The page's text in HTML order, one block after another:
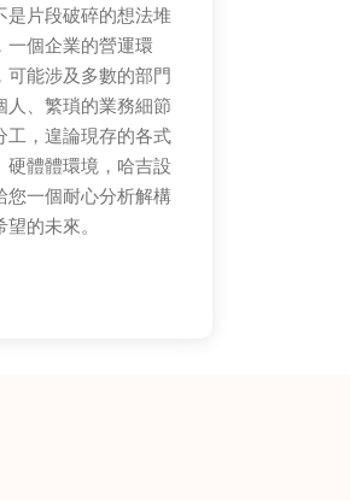
是片段破碎的想法堆
一個企業的營運環
可能涉及多數的部門
人、繁瑣的業務細節
工，遑論現存的各式
硬體體環境，哈吉設
您一個耐心分析解構
望的未來。